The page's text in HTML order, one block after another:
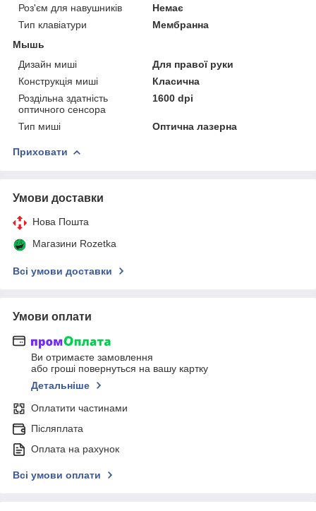
Роз'єм для навушників
Немає
Тип клавіатури
Мембранна
Мышь
Дизайн миші
Для правої руки
Конструкція миші
Класична
Роздільна здатність
оптичного сенсора
1600 dpi
Тип миші Оптична лазерна
Приховати
Умови доставки
Нова Пошта
Магазини Rozetka
Всі умови доставки
Умови оплати
Ви отримаєте замовлення
або гроші повернуться на вашу картку
Детальніше
Оплатити частинами
Післяплата
Оплата на рахунок
Всі умови оплати